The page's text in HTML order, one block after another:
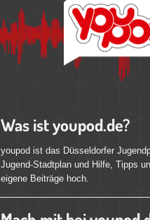
Was ist youpod.de?
youpod ist das Düsseldorfer
Jugend-Stadtplan und Hilfe, Tipps
eigene Beiträge hoch.